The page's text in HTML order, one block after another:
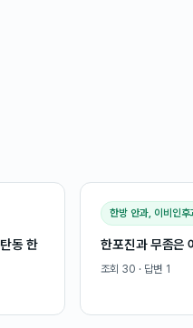
동 한
한방 안과, 이비인후
한포진과 무좀은
조회 30 · 답변 1